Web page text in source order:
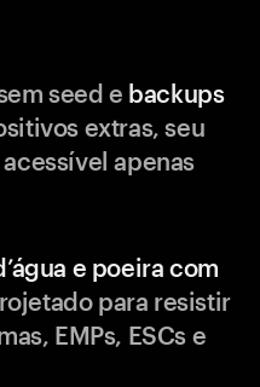
seed e backups
extras, seu
apenas
e poeira com
para resistir
EMPs, ESCs e